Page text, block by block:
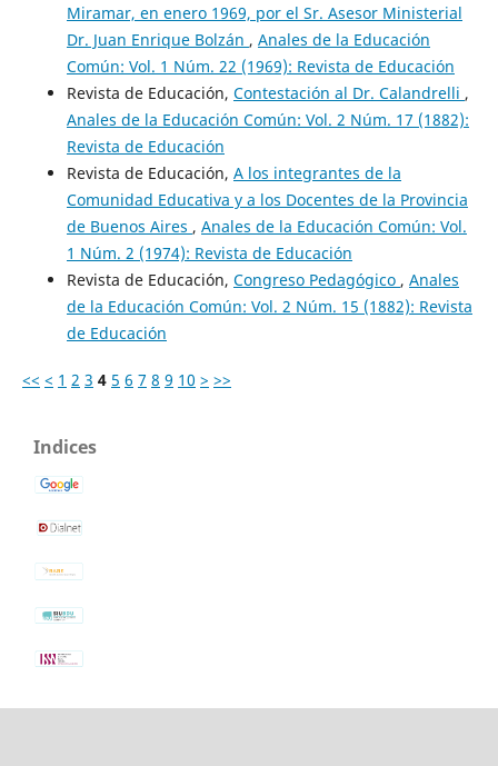
Miramar, en enero 1969, por el Sr. Asesor Ministerial
Dr. Juan Enrique Bolzán , Anales de la Educación
Común: Vol. 1 Núm. 22 (1969): Revista de Educación
Revista de Educación, Contestación al Dr. Calandrelli ,
Anales de la Educación Común: Vol. 2 Núm. 17 (1882):
Revista de Educación
Revista de Educación, A los integrantes de la
Comunidad Educativa y a los Docentes de la Provincia
de Buenos Aires , Anales de la Educación Común: Vol.
1 Núm. 2 (1974): Revista de Educación
Revista de Educación, Congreso Pedagógico , Anales
de la Educación Común: Vol. 2 Núm. 15 (1882): Revista
de Educación
<< < 1 2 3 4 5 6 7 8 9 10 > >>
Indices